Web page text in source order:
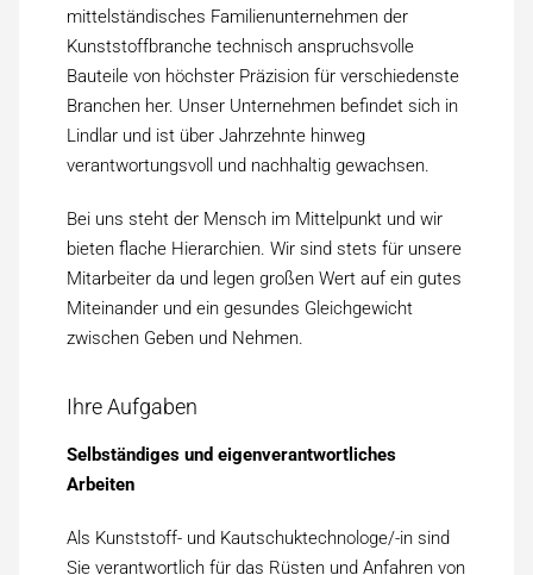
mittelständisches Familien­unternehmen der
Kunststoff­branche technisch anspruchs­volle
Bauteile von höchster Präzision für verschiedenste
Branchen her. Unser Unter­nehmen befindet sich in
Lindlar und ist über Jahrzehnte hinweg
verantwortungs­voll und nach­haltig ge­wachsen.
Bei uns steht der Mensch im Mittel­punkt und wir
bieten flache Hierarchien. Wir sind stets für unsere
Mitarbeiter da und legen großen Wert auf ein gutes
Miteinander und ein gesundes Gleich­gewicht
zwischen Geben und Nehmen.
Ihre Aufgaben
Selbständiges und eigen­verantwortliches
Arbeiten
Als Kunststoff- und Kautschuktechnologe/-in sind
Sie verantwortlich für das Rüsten und Anfahren von